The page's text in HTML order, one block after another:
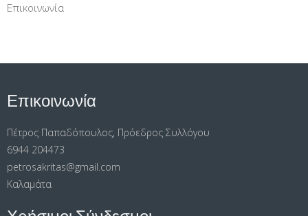
Επικοινωνία
Επικοινωνία
Πέτρος Παπαδόπουλος, Πρόεδρος Συλλόγου
6944 204473
petrosakritas@gmail.com
Καλαμάτα